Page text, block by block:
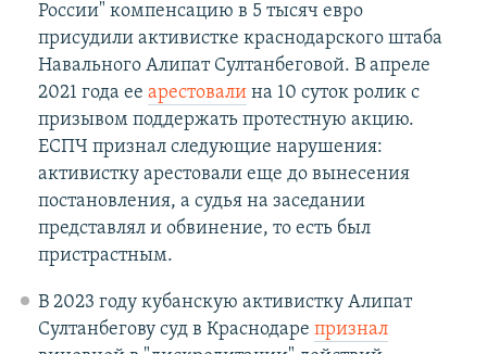
России" компенсацию в 5 тысяч евро
присудили активистке краснодарского штаба
Навального Алипат Султанбеговой. В апреле
2021 года ее арестовалина 10 суток ролик с
призывом поддержать протестную акцию.
ЕСПЧ признал следующие нарушения:
активистку арестовали еще до вынесения
постановления, а судья на заседании
представлял и обвинение, то есть был
пристрастным.
В 2023 году кубанскую активистку Алипат
Султанбегову суд в Краснодаре признал